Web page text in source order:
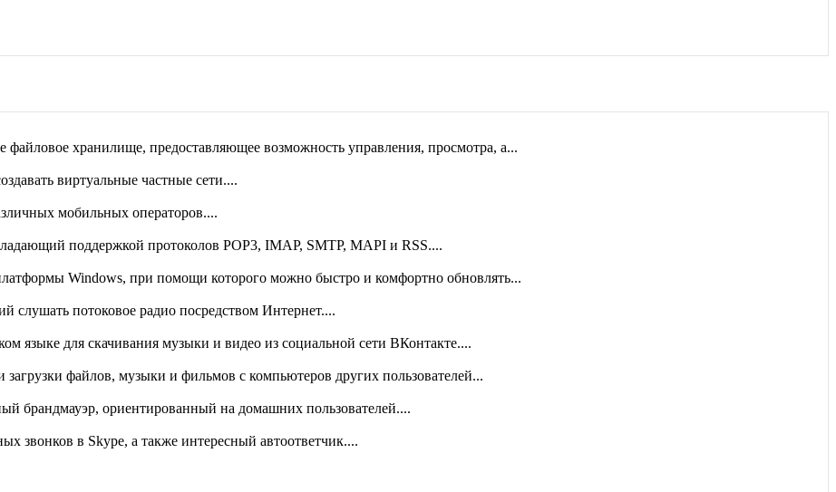
корректировки и печати платежных поручений....
файлы в формат PDF из любого приложения, способного выводить документы на...
файловое хранилище, предоставляющее возможность управления, просмотра, а...
виртуальные частные сети....
мобильных операторов....
поддержкой протоколов POP3, IMAP, SMTP, MAPI и RSS....
Windows, при помощи которого можно быстро и комфортно обновлять...
слушать потоковое радио посредством Интернет....
языке для скачивания музыки и видео из социальной сети ВКонтакте....
загрузки файлов, музыки и фильмов с компьютеров других пользователей...
брандмауэр, ориентированный на домашних пользователей....
звонков в Skype, а также интересный автоответчик....